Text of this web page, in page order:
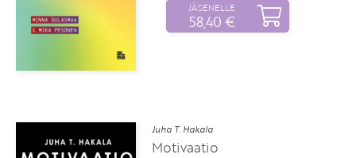
JÄSENELLE
58,40 €
Juha T. Hakala
Motivaatio